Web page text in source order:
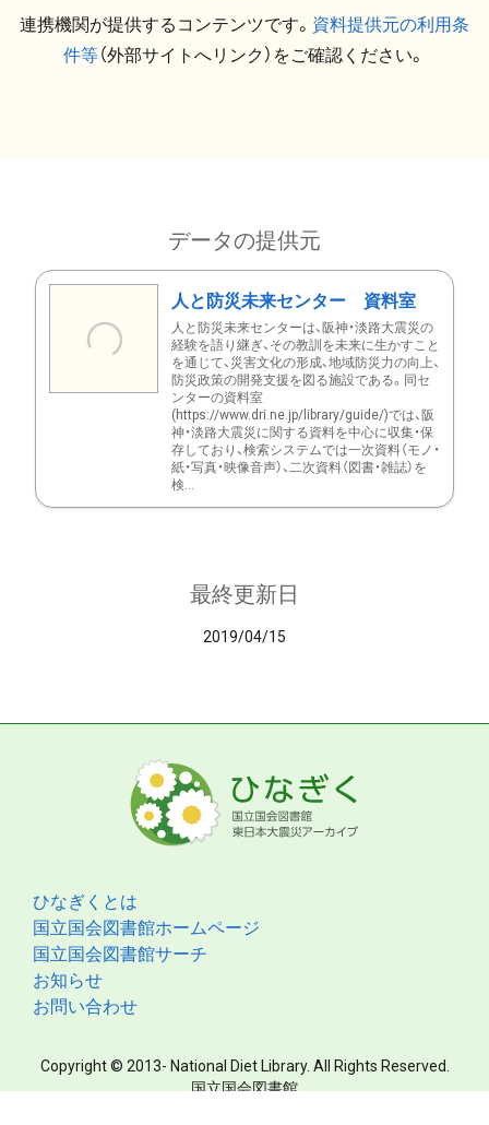
連携機関が提供するコンテンツです。 資料提供元の利用条
件等（外部サイトへリンク）をご確認ください。
データの提供元
人と防災未来センター 資料室
人と防災未来センターは、阪神・淡路大震災の
経験を語り継ぎ、その教訓を未来に生かすこと
を通じて、災害文化の形成、地域防災力の向上、
防災政策の開発支援を図る施設である。同セ
ンターの資料室
(https://www.dri.ne.jp/library/guide/)では、阪
神・淡路大震災に関する資料を中心に収集・保
存しており、検索システムでは一次資料（モノ・
紙・写真・映像音声）、二次資料（図書・雑誌）を
検...
最終更新日
2019/04/15
ひなぎくとは
国立国会図書館ホームページ
国立国会図書館サーチ
お知らせ
お問い合わせ
Copyright © 2013- National Diet Library. All Rights Reserved.